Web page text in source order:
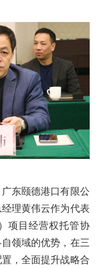
东颐德港口有限公
理黄伟云作为代表
项目经营权托管协
领域的优势，在三
，全面提升战略合